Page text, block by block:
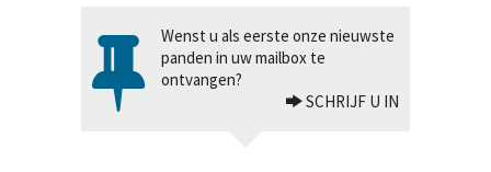
Wenst u als eerste onze nieuwste
panden in uw mailbox te
ontvangen?
SCHRIJF U IN